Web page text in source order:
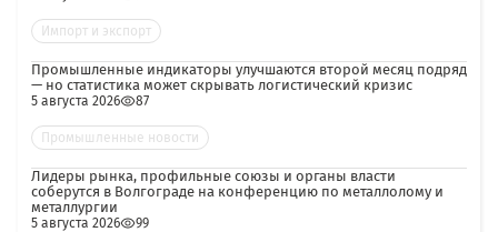
Импорт и экспорт
Промышленные индикаторы улучшаются второй месяц подряд
— но статистика может скрывать логистический кризис
5 августа 2026 87
Промышленные новости
Лидеры рынка, профильные союзы и органы власти
соберутся в Волгограде на конференцию по металлолому и
металлургии
5 августа 2026 99